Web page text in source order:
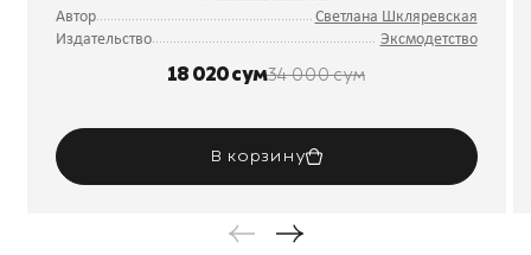
Автор
Светлана Шкляревская
Издательство
Эксмодетство
18 020 сум34 000 сум
В корзину